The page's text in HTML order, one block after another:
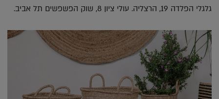
גלגלי הפלדה 19, הרצליה. עולי ציון 8, שוק הפשפשים תל אביב.